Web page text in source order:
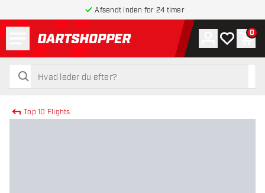
Afsendt inden for 24 timer
tilbage til forsiden
søg
søg
Konto
Min 0
Top 10 Flights